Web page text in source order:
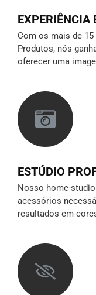
EXPERIÊNCIA
Com os mais de
Produtos, nós
oferecer uma
ESTÚDIO
Nosso home-
acessórios
resultados em